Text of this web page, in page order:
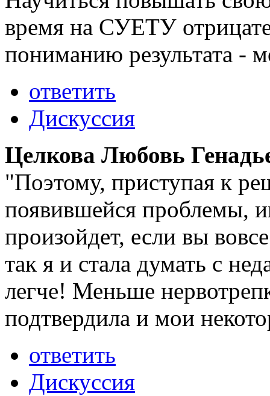
время на СУЕТУ
пониманию результата -
ответить
Дискуссия
Целкова Любовь
"Поэтому, приступая к
появившейся проблемы,
произойдет, если вы
так я и стала думать с
легче! Меньше
подтвердила и мои
ответить
Дискуссия